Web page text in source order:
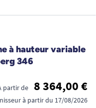
à hauteur variable
346
partir de
8 364,00 €
à partir du 17/08/2026